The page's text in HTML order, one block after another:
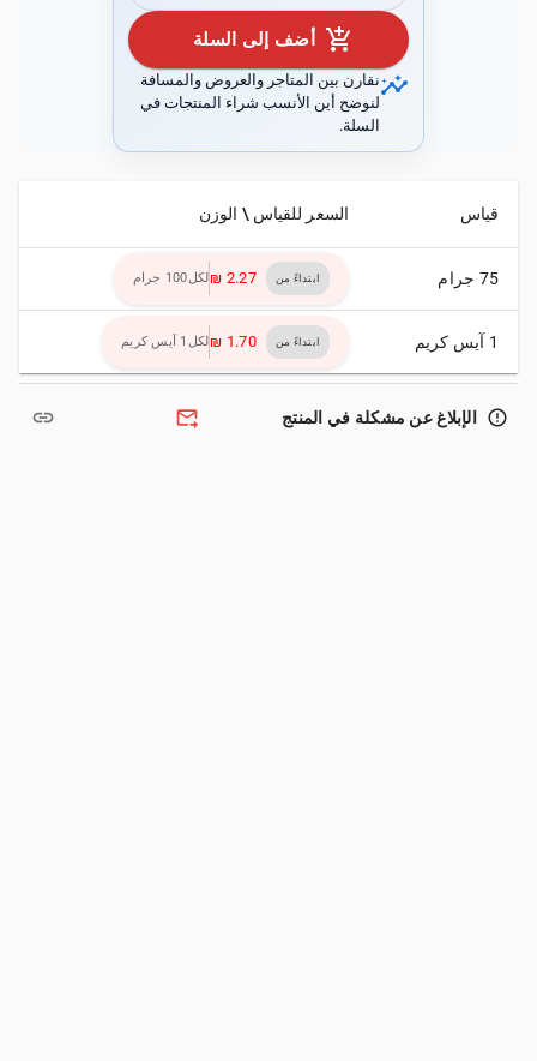
add_shopping_cart أضف إلى السلة
insightsنقارن بين المتاجر والعروض والمسافة
لنوضح أين الأنسب شراء المنتجات في
السلة.
قياس السعر للقياس \ الوزن
75 جرام ابتداءً من ‏2.27 ₪ لكل100 جرام
1 آيس كريم ابتداءً من ‏1.70 ₪ لكل1 آيس كريم
error_outline الإبلاغ عن مشكلة في المنتج forward_to_inbox
link